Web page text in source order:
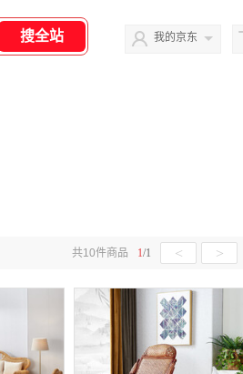
我的京东
1/1 < >
共10件商品